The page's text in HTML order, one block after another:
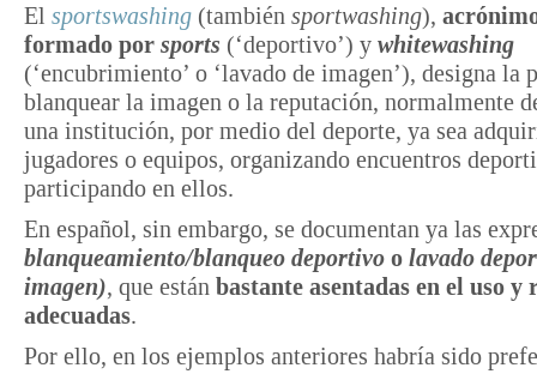
El sportswashing (también sportwashing),
formado por sports (‘deportivo’) y whitewashing
(‘encubrimiento’ o ‘lavado de imagen’), designa la
blanquear la imagen o la reputación, normalmente
una institución, por medio del deporte, ya sea
jugadores o equipos, organizando encuentros
participando en ellos.
En español, sin embargo, se documentan ya las
blanqueamiento/blanqueo deportivo o lavado
imagen), que están bastante asentadas en el uso y
adecuadas.
Por ello, en los ejemplos anteriores habría sido